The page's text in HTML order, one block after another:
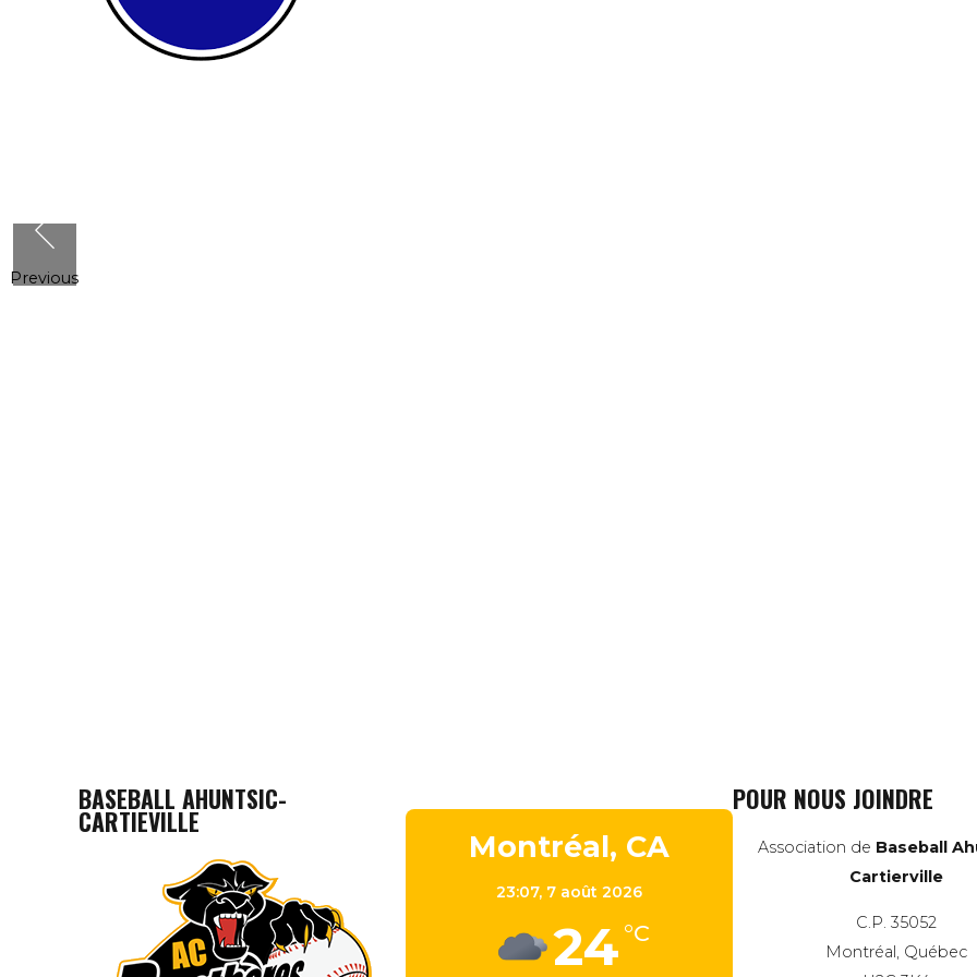
Previous
BASEBALL AHUNTSIC-
CARTIEVILLE
Montréal, CA
23:07, 7 août 2026
24 °C
POUR NOUS JOINDRE
Association de Baseball
Cartierville
C.P. 35052
Montréal, Québec